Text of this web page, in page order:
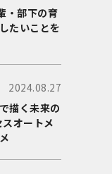
・部下の育
たいことを
2024.08.27
描く未来の
オートメ